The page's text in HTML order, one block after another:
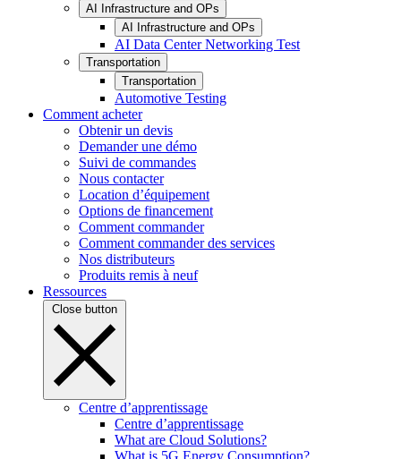
AI Infrastructure and OPs
AI Infrastructure and OPs
AI Data Center Networking Test
Transportation
Transportation
Automotive Testing
Comment acheter
Obtenir un devis
Demander une démo
Suivi de commandes
Nous contacter
Location d’équipement
Options de financement
Comment commander
Comment commander des services
Nos distributeurs
Produits remis à neuf
Ressources
Close button
Centre d’apprentissage
Centre d’apprentissage
What are Cloud Solutions?